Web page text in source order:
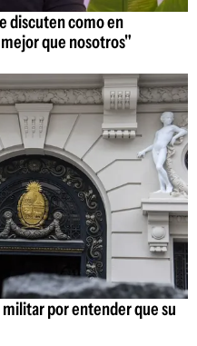
discuten como en
que nosotros"
por entender que su